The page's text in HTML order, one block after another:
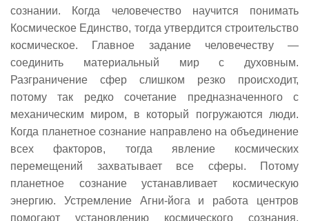
сознании. Когда человечество научится понимать
Космическое Единство, тогда утвердится строительство
космическое. Главное задание человечеству —
соединить материальный мир с духовным.
Разграничение сфер слишком резко происходит,
потому так редко сочетание предназначенного с
механическим миром, в который погружаются люди.
Когда планетное сознание направлено на объединение
всех факторов, тогда явление космических
перемещений захватывает все сферы. Потому
планетное сознание устанавливает космическую
энергию. Устремление Агни-йога и работа центров
помогают установлению космического сознания.